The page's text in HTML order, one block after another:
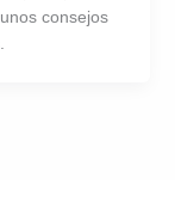
consejos